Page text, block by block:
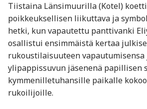
Tiistaina Länsimuurilla (Kotel)
poikkeuksellisen liikuttava ja
hetki, kun vapautettu panttivanki
osallistui ensimmäistä kertaa
rukoustilaisuuteen vapautumisensa
ylipappissuvun jäsenenä papillisen
kymmenilletuhansille paikalle
rukoilijoille.